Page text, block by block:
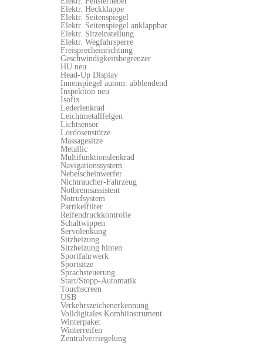
Elektr. Heckklappe
Elektr. Seitenspiegel
Elektr. Seitenspiegel anklappbar
Elektr. Sitzeinstellung
Elektr. Wegfahrsperre
Freisprecheinrichtung
Geschwindigkeitsbegrenzer
HU neu
Head-Up Display
Innenspiegel autom. abblendend
Inspektion neu
Isofix
Lederlenkrad
Leichtmetallfelgen
Lichtsensor
Lordosenstütze
Massagesitze
Metallic
Multifunktionslenkrad
Navigationssystem
Nebelscheinwerfer
Nichtraucher-Fahrzeug
Notbremsassistent
Notrufsystem
Partikelfilter
Reifendruckkontrolle
Schaltwippen
Servolenkung
Sitzheizung
Sitzheizung hinten
Sportfahrwerk
Sportsitze
Sprachsteuerung
Start/Stopp-Automatik
Touchscreen
USB
Verkehrszeichenerkennung
Volldigitales Kombiinstrument
Winterpaket
Winterreifen
Zentralverriegelung